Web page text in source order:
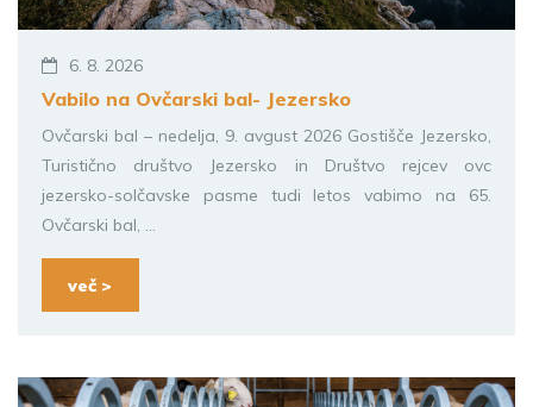
6. 8. 2026
Vabilo na Ovčarski bal- Jezersko
Ovčarski bal – nedelja, 9. avgust 2026 Gostišče Jezersko,
Turistično društvo Jezersko in Društvo rejcev ovc
jezersko-solčavske pasme tudi letos vabimo na 65.
Ovčarski bal, ...
več >